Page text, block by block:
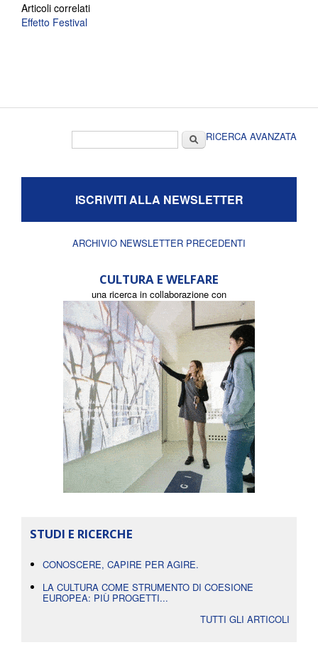
Articoli correlati
Effetto Festival
CercaRICERCA AVANZATA
ISCRIVITI ALLA NEWSLETTER
ARCHIVIO NEWSLETTER PRECEDENTI
CULTURA E WELFARE
una ricerca in collaborazione con
STUDI E RICERCHE
CONOSCERE, CAPIRE PER AGIRE.
LA CULTURA COME STRUMENTO DI COESIONE
EUROPEA: PIÙ PROGETTI...
TUTTI GLI ARTICOLI